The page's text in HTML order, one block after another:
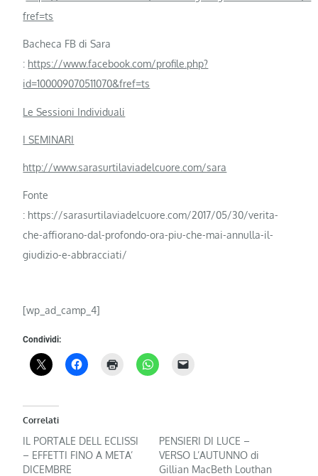
fref=ts
Bacheca FB di Sara
: https://www.facebook.com/profile.php?
id=100009070511070&fref=ts
Le Sessioni Individuali
I SEMINARI
http://www.sarasurtilaviadelcuore.com/sara
Fonte
: https://sarasurtilaviadelcuore.com/2017/05/30/verita-
che-affiorano-dal-profondo-ora-piu-che-mai-annulla-il-
giudizio-e-abbracciati/
[wp_ad_camp_4]
Condividi:
Correlati
IL PORTALE DELL ECLISSI
– EFFETTI FINO A META’
DICEMBRE
PENSIERI DI LUCE –
VERSO L’AUTUNNO di
Gillian MacBeth Louthan